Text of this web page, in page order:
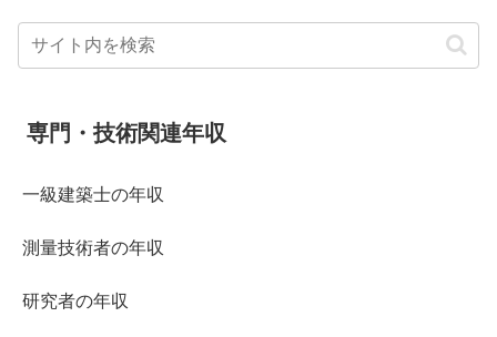
専門・技術関連年収
一級建築士の年収
測量技術者の年収
研究者の年収